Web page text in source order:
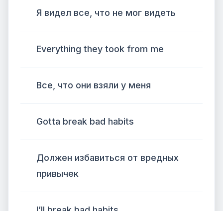
Я видел все, что не мог видеть
Everything they took from me
Все, что они взяли у меня
Gotta break bad habits
Должен избавиться от вредных
привычек